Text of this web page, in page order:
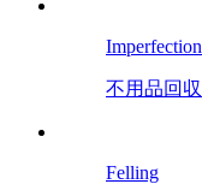
Imperfection
不用品回収
Felling